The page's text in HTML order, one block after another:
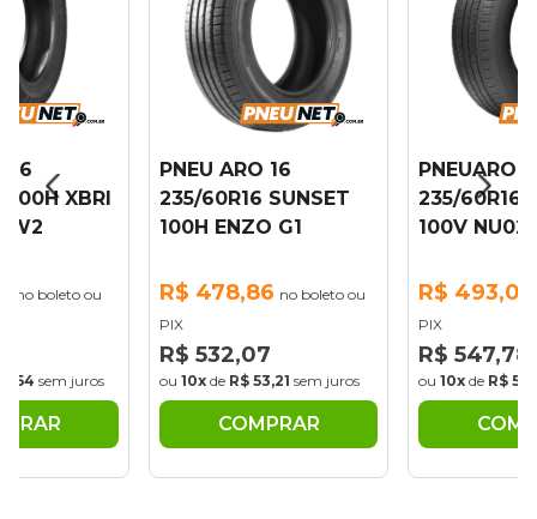
16
XBRI
W2
no boleto ou
sem juros
PNEU ARO 16
235/60R16 SUNSET
100H ENZO G1
R$ 478,86 no boleto ou
PIX
R$ 532,07
ou 10x de R$ 53,21 sem juros
COMPRAR
PNEUARO
235/60R16
100V
R$ 493,00
PIX
R$ 547,78
ou 10x de R$